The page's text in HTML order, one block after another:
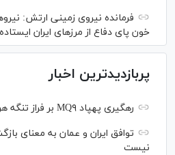
فرمانده نیروی زمینی ارتش:
خون پای دفاع از مرز‌های ایران
پربازدیدترین اخبار
رهگیری پهپاد MQ۹ بر فراز تنگه هرمز
توافق ایران و عمان به معنای
نیست